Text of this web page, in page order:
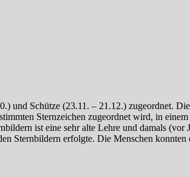
und Schütze (23.11. – 21.12.) zugeordnet.
Sternzeichen zugeordnet wird, in
ist eine sehr alte Lehre und damals (vor
Sternbildern erfolgte. Die Menschen